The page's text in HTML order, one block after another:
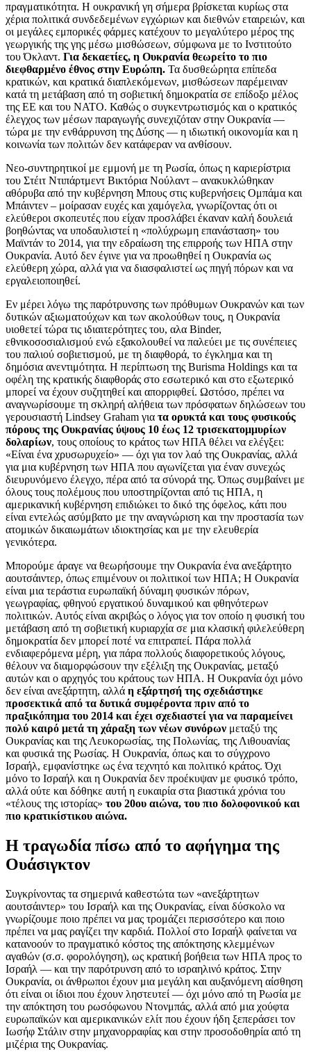
πραγματικότητα. Η ουκρανική γη σήμερα βρίσκεται κυρίως στα
χέρια πολιτικά συνδεδεμένων εγχώριων και διεθνών εταιρειών, και
οι μεγάλες εμπορικές φάρμες κατέχουν το μεγαλύτερο μέρος της
γεωργικής της γης μέσω μισθώσεων, σύμφωνα με το Ινστιτούτο
του Όκλαντ. Για δεκαετίες, η Ουκρανία θεωρείτο το πιο
διεφθαρμένο έθνος στην Ευρώπη. Τα δυσθεώρητα επίπεδα
κρατικών, και κρατικά διαπλεκόμενων, μισθώσεων παρέμειναν
κατά τη μετάβαση από τη σοβιετική δημοκρατία σε επίδοξο μέλος
της ΕΕ και του ΝΑΤΟ. Καθώς ο συγκεντρωτισμός και ο κρατικός
έλεγχος των μέσων παραγωγής συνεχιζόταν στην Ουκρανία —
τώρα με την ενθάρρυνση της Δύσης — η ιδιωτική οικονομία και η
κοινωνία των πολιτών δεν κατάφεραν να ανθίσουν.
Νεο-συντηρητικοί με εμμονή με τη Ρωσία, όπως η καριερίστρια
του Στέιτ Ντιπάρτμεντ Βικτόρια Νούλαντ – ανακυκλώθηκαν
αθόρυβα από την κυβέρνηση Μπους στις κυβερνήσεις Ομπάμα και
Μπάιντεν – μοίρασαν ευχές και χαμόγελα, γνωρίζοντας ότι οι
ελεύθεροι σκοπευτές που είχαν προσλάβει έκαναν καλή δουλειά
βοηθώντας να υποδαυλιστεί η «πολύχρωμη επανάσταση» του
Μαϊντάν το 2014, για την εδραίωση της επιρροής των ΗΠΑ στην
Ουκρανία. Αυτό δεν έγινε για να προωθηθεί η Ουκρανία ως
ελεύθερη χώρα, αλλά για να διασφαλιστεί ως πηγή πόρων και να
εργαλειοποιηθεί.
Εν μέρει λόγω της παρότρυνσης των πρόθυμων Ουκρανών και των
δυτικών αξιωματούχων και των ακολούθων τους, η Ουκρανία
υιοθετεί τώρα τις ιδιαιτερότητες του, αλα Binder,
εθνικοσοσιαλισμού ενώ εξακολουθεί να παλεύει με τις συνέπειες
του παλιού σοβιετισμού, με τη διαφθορά, το έγκλημα και τη
δημόσια ανεντιμότητα. Η περίπτωση της Burisma Holdings και τα
οφέλη της κρατικής διαφθοράς στο εσωτερικό και στο εξωτερικό
μπορεί να έχουν συζητηθεί και απορριφθεί. Ωστόσο, πρέπει να
αναγνωρίσουμε τη σκληρή αλήθεια των πρόσφατων δηλώσεων του
γερουσιαστή Lindsey Graham για τα ορυκτά και τους φυσικούς
πόρους της Ουκρανίας ύψους 10 έως 12 τρισεκατομμυρίων
δολαρίων, τους οποίους το κράτος των ΗΠΑ θέλει να ελέγξει:
«Είναι ένα χρυσωρυχείο» — όχι για τον λαό της Ουκρανίας, αλλά
για μια κυβέρνηση των ΗΠΑ που αγωνίζεται για έναν συνεχώς
διευρυνόμενο έλεγχο, πέρα ​​από τα σύνορά της. Όπως συμβαίνει με
όλους τους πολέμους που υποστηρίζονται από τις ΗΠΑ, η
αμερικανική κυβέρνηση επιδιώκει το δικό της όφελος, κάτι που
είναι εντελώς ασύμβατο με την αναγνώριση και την προστασία των
ατομικών δικαιωμάτων ιδιοκτησίας και με την ελευθερία
γενικότερα.
Μπορούμε άραγε να θεωρήσουμε την Ουκρανία ένα ανεξάρτητο
αουτσάιντερ, όπως επιμένουν οι πολιτικοί των ΗΠΑ; Η Ουκρανία
είναι μια τεράστια ευρωπαϊκή δύναμη φυσικών πόρων,
γεωγραφίας, φθηνού εργατικού δυναμικού και φθηνότερων
πολιτικών. Αυτός είναι ακριβώς ο λόγος για τον οποίο η φυσική του
μετάβαση από τη σοβιετική κυριαρχία σε μια κλασική φιλελεύθερη
δημοκρατία δεν μπορεί ποτέ να επιτραπεί. Πάρα πολλά
ενδιαφερόμενα μέρη, για πάρα πολλούς διαφορετικούς λόγους,
θέλουν να διαμορφώσουν την εξέλιξη της Ουκρανίας, μεταξύ
αυτών και ο αρχηγός του κράτους των ΗΠΑ. Η Ουκρανία όχι μόνο
δεν είναι ανεξάρτητη, αλλά η εξάρτησή της σχεδιάστηκε
προσεκτικά από τα δυτικά συμφέροντα πριν από το
πραξικόπημα του 2014 και έχει σχεδιαστεί για να παραμείνει
πολύ καιρό μετά τη χάραξη των νέων συνόρων μεταξύ της
Ουκρανίας και της Λευκορωσίας, της Πολωνίας, της Λιθουανίας
και φυσικά της Ρωσίας. Η Ουκρανία, όπως και το σύγχρονο
Ισραήλ, εμφανίστηκε ως ένα τεχνητό και πολιτικό κράτος. Όχι
μόνο το Ισραήλ και η Ουκρανία δεν προέκυψαν με φυσικό τρόπο,
αλλά ούτε και δόθηκε αυτή η ευκαιρία στα βιαστικά χρόνια του
«τέλους της ιστορίας» του 20ου αιώνα, του πιο δολοφονικού και
πιο κρατικίστικου αιώνα.
Η τραγωδία πίσω από το αφήγημα της
Ουάσιγκτον
Συγκρίνοντας τα σημερινά καθεστώτα των «ανεξάρτητων
αουτσάιντερ» του Ισραήλ και της Ουκρανίας, είναι δύσκολο να
γνωρίζουμε ποιο πρέπει να μας τρομάζει περισσότερο και ποιο
πρέπει να μας ραγίζει την καρδιά. Πολλοί στο Ισραήλ φαίνεται να
κατανοούν το πραγματικό κόστος της απόκτησης κλεμμένων
αγαθών (σ.σ. φορολόγηση), ως κρατική βοήθεια των ΗΠΑ προς το
Ισραήλ — και την παρότρυνση από το ισραηλινό κράτος. Στην
Ουκρανία, οι άνθρωποι έχουν μια μεγάλη και αυξανόμενη αίσθηση
ότι είναι οι ίδιοι που έχουν ληστευτεί — όχι μόνο από τη Ρωσία με
την απόκτηση του ρωσόφωνου Ντονμπάς, αλλά από μια χούφτα
ευρωπαϊκών και αμερικανικών ελίτ που έχουν ήδη ξεπεράσει τον
Ιωσήφ Στάλιν στην μηχανορραφίας και στην προσοδοθηρία από τη
μιζέρια της Ουκρανίας.